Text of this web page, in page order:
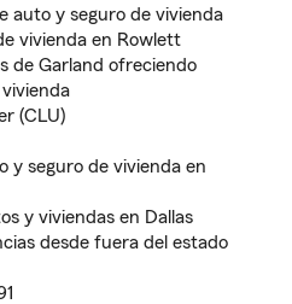
auto y seguro de vivienda
vivienda en Rowlett
de Garland ofreciendo
(CLU)
y seguro de vivienda en
y viviendas en Dallas
desde fuera del estado